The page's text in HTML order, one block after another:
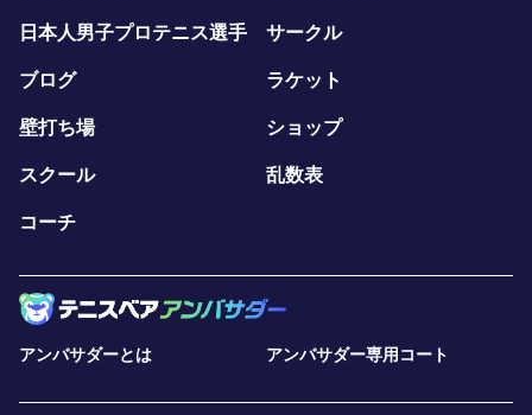
日本人男子プロテニス選手 サークル
ブログ ラケット
壁打ち場 ショップ
スクール 乱数表
コーチ
アンバサダーとは アンバサダー専用コート